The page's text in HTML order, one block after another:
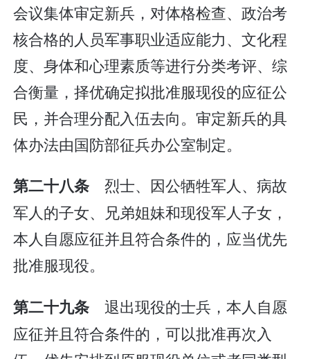
会议集体审定新兵，对体格检查、政治考
核合格的人员军事职业适应能力、文化程
度、身体和心理素质等进行分类考评、综
合衡量，择优确定拟批准服现役的应征公
民，并合理分配入伍去向。审定新兵的具
体办法由国防部征兵办公室制定。
第二十八条 烈士、因公牺牲军人、病故
军人的子女、兄弟姐妹和现役军人子女，
本人自愿应征并且符合条件的，应当优先
批准服现役。
第二十九条 退出现役的士兵，本人自愿
应征并且符合条件的，可以批准再次入